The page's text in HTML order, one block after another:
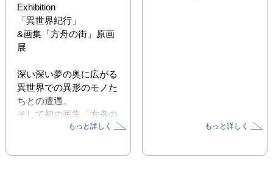
Exhibition
「異世界紀行」
&画集「方舟の街」原画
展
深い深い夢の奥に広がる
異世界での異形のモノた
ちとの遭遇。
そして初の画集「方舟の
街」の原画の世界。
巡る、デジタルアート展
もっと詳しく もっと詳しく